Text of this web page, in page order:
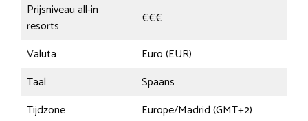
Prijsniveau all-in
resorts
€€€
Valuta
Euro (EUR)
Taal
Spaans
Tijdzone
Europe/Madrid (GMT+2)